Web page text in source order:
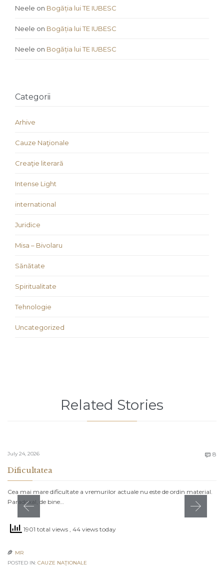
Neele on Bogăția lui TE IUBESC
Neele on Bogăția lui TE IUBESC
Neele on Bogăția lui TE IUBESC
Categorii
Arhive
Cauze Naţionale
Creaţie literară
Intense Light
international
Juridice
Misa – Bivolaru
Sănătate
Spiritualitate
Tehnologie
Uncategorized
Related Stories
July 24, 2026  8
Dificultatea
Cea mai mare dificultate a vremurilor actuale nu este de ordin material.
Paradoxal, de bine…
1901 total views , 44 views today
 MR
POSTED IN: CAUZE NAŢIONALE